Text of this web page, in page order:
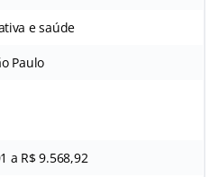
e saúde
Paulo
a R$ 9.568,92